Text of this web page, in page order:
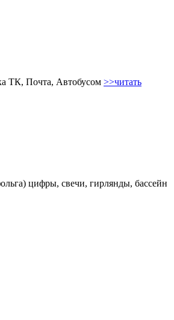
ТК, Почта, Автобусом >>читать
цифры, свечи, гирлянды, бассейн